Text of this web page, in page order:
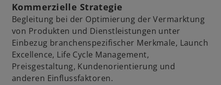
Kommerzielle Strategie
Begleitung bei der Optimierung der Vermarktung
von Produkten und Dienstleistungen unter
Einbezug branchenspezifischer Merkmale, Launch
Excellence, Life Cycle Management,
Preisgestaltung, Kundenorientierung und
anderen Einflussfaktoren.